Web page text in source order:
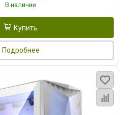
В наличии
Купить
Подробнее